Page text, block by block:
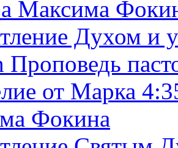
Максима
Духом и
Проповедь
от Марка
Фокина